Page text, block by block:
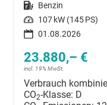
Kraftstoff Benzin
Leistung 107 kW (145 PS)
01.08.2026
23.880,– €
incl. 19% MwSt.
Verbrauch
CO2-Klasse: D